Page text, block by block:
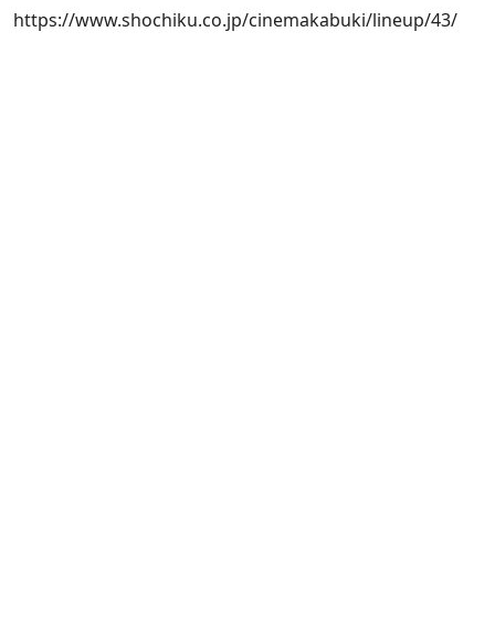
https://www.shochiku.co.jp/cinemakabuki/lineup/43/